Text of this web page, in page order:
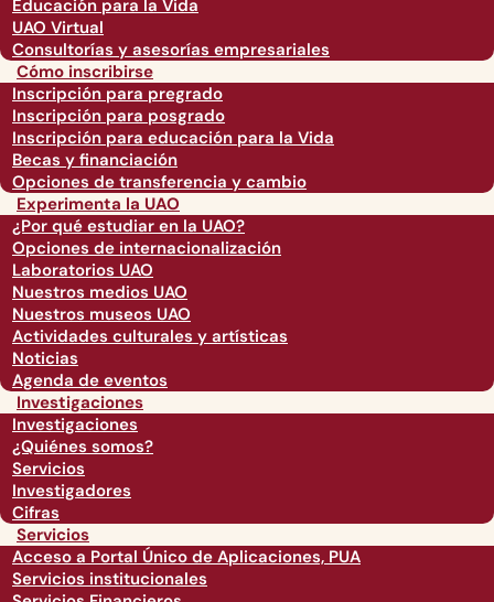
Educación para la Vida
UAO Virtual
Consultorías y asesorías empresariales
Cómo inscribirse
Inscripción para pregrado
Inscripción para posgrado
Inscripción para educación para la Vida
Becas y financiación
Opciones de transferencia y cambio
Experimenta la UAO
¿Por qué estudiar en la UAO?
Opciones de internacionalización
Laboratorios UAO
Nuestros medios UAO
Nuestros museos UAO
Actividades culturales y artísticas
Noticias
Agenda de eventos
Investigaciones
Investigaciones
¿Quiénes somos?
Servicios
Investigadores
Cifras
Servicios
Acceso a Portal Único de Aplicaciones, PUA
Servicios institucionales